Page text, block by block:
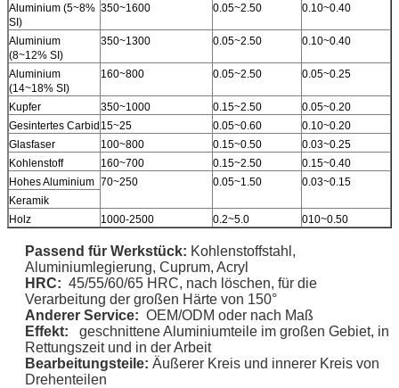
Aluminium (5~8%
SI)
350~1600 0.05~2.50 0.10~0.40
Aluminium
(8~12% SI)
350~1300 0.05~2.50 0.10~0.40
Aluminium
(14~18% SI)
160~800 0.05~2.50 0.05~0.25
Kupfer 350~1000 0.15~2.50
0.05~0.20
Gesintertes Carbid 15~25 0.05~0.60
0.10~0.20
Glasfaser
100~800 0.15~0.50
0.03~0.25
Kohlenstoff
160~700 0.15~2.50
0.15~0.40
Hohes Aluminium 70~250 0.05~1.50
0.03~0.15
Keramik
Holz
1000-2500 0.2~5.0 010~0.50
Passend für Werkstück: Kohlenstoffstahl,
Aluminiumlegierung, Cuprum, Acryl
HRC: 45/55/60/65 HRC, nach löschen, für die
Verarbeitung der großen Härte von 150°
Anderer Service: OEM/ODM oder nach Maß
Effekt: geschnittene Aluminiumteile im großen Gebiet, in
Rettungszeit und in der Arbeit
Bearbeitungsteile: Äußerer Kreis und innerer Kreis von
Drehenteilen